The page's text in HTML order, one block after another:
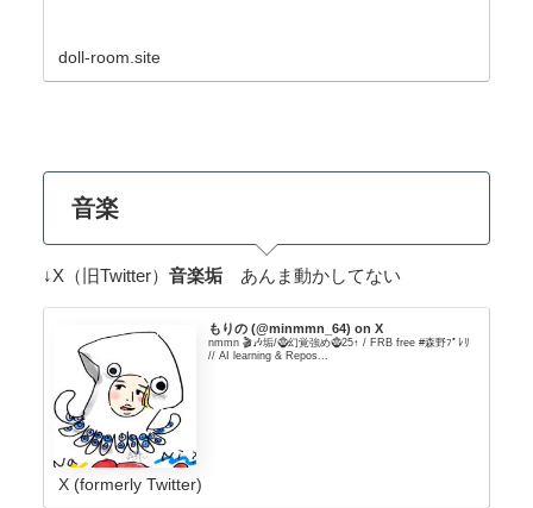
doll-room.site
音楽
↓X（旧Twitter） 音楽垢 あんま動かしてない
もりの (@minmmn_64) on X
nmmn 🎬🎶垢/🧌幻覚強め🧌25↑ / FRB free #森野ﾌﾟﾚﾘ
// AI learning & Repos...
X (formerly Twitter)